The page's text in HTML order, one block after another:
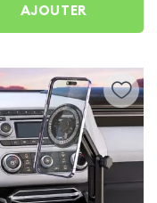
AJOUTER